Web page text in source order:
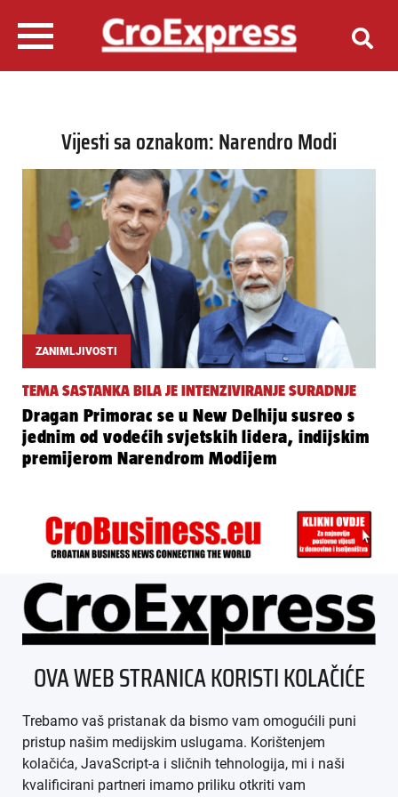
Vijesti sa oznakom: Narendro Modi
ZANIMLJIVOSTI
TEMA SASTANKA BILA JE INTENZIVIRANJE SURADNJE
Dragan Primorac se u New Delhiju susreo s
jednim od vodećih svjetskih lidera, indijskim
premijerom Narendrom Modijem
ÜBER UNS
IMPRESSUM
AGB
DATENSCHUTZ
OVA WEB STRANICA KORISTI KOLAČIĆE
Trebamo vaš pristanak da bismo vam omogućili puni
pristup našim medijskim uslugama. Korištenjem
kolačića, JavaScript-a i sličnih tehnologija, mi i naši
kvalificirani partneri imamo priliku otkriti vam